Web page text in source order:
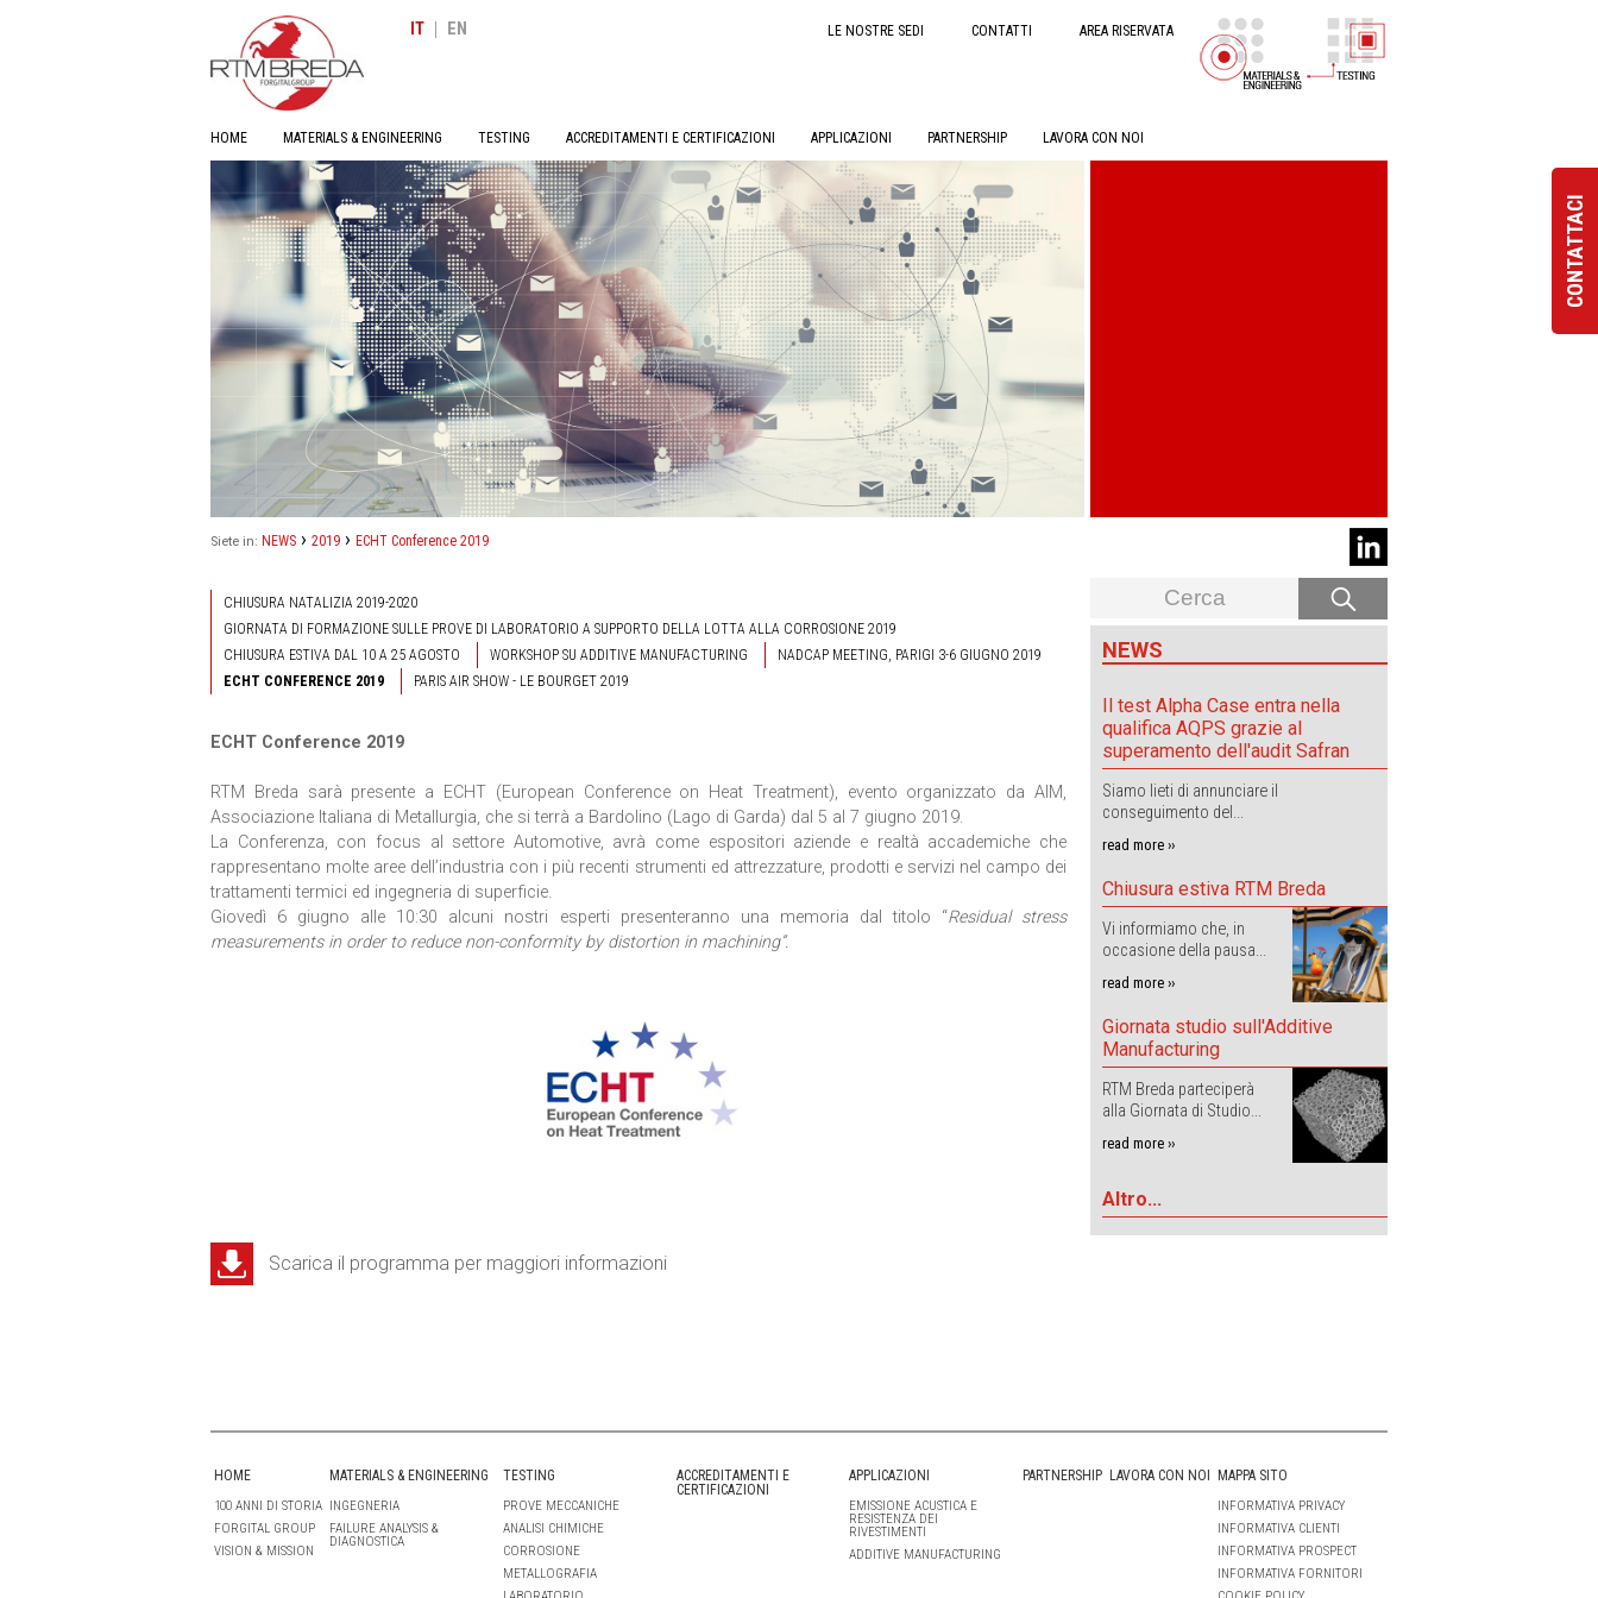
CONTATTACI
IT | EN LE NOSTRE SEDI CONTATTI AREA RISERVATA
HOME MATERIALS & ENGINEERING TESTING ACCREDITAMENTI E CERTIFICAZIONI APPLICAZIONI PARTNERSHIP LAVORA CON NOI
Siete in: NEWS › 2019 › ECHT Conference 2019
CHIUSURA NATALIZIA 2019-2020
GIORNATA DI FORMAZIONE SULLE PROVE DI LABORATORIO A SUPPORTO DELLA LOTTA ALLA CORROSIONE 2019
CHIUSURA ESTIVA DAL 10 A 25 AGOSTO
WORKSHOP SU ADDITIVE MANUFACTURING
NADCAP MEETING, PARIGI 3-6 GIUGNO 2019
ECHT CONFERENCE 2019
PARIS AIR SHOW - LE BOURGET 2019
ECHT Conference 2019
RTM Breda sarà presente a ECHT (European Conference on Heat Treatment), evento organizzato da AIM,
Associazione Italiana di Metallurgia, che si terrà a Bardolino (Lago di Garda) dal 5 al 7 giugno 2019.
La Conferenza, con focus al settore Automotive, avrà come espositori aziende e realtà accademiche che
rappresentano molte aree dell’industria con i più recenti strumenti ed attrezzature, prodotti e servizi nel campo dei
trattamenti termici ed ingegneria di superficie.
Giovedì 6 giugno alle 10:30 alcuni nostri esperti presenteranno una memoria dal titolo “Residual stress
measurements in order to reduce non-conformity by distortion in machining”.
Scarica il programma per maggiori informazioni
NEWS
Il test Alpha Case entra nella
qualifica AQPS grazie al
superamento dell'audit Safran
Siamo lieti di annunciare il
conseguimento del...
read more ››
Chiusura estiva RTM Breda
Vi informiamo che, in
occasione della pausa...
read more ››
Giornata studio sull'Additive
Manufacturing
RTM Breda parteciperà
alla Giornata di Studio...
read more ››
Altro...
HOME
100 ANNI DI STORIA
FORGITAL GROUP
VISION & MISSION
MATERIALS & ENGINEERING
INGEGNERIA
FAILURE ANALYSIS &
DIAGNOSTICA
TESTING
PROVE MECCANICHE
ANALISI CHIMICHE
CORROSIONE
METALLOGRAFIA
ACCREDITAMENTI E
CERTIFICAZIONI
APPLICAZIONI
EMISSIONE ACUSTICA E
RESISTENZA DEI
RIVESTIMENTI
ADDITIVE MANUFACTURING
PARTNERSHIP LAVORA CON NOI MAPPA SITO
INFORMATIVA PRIVACY
INFORMATIVA CLIENTI
INFORMATIVA PROSPECT
INFORMATIVA FORNITORI